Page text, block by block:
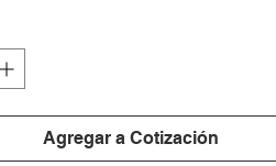
Agregar a Cotización